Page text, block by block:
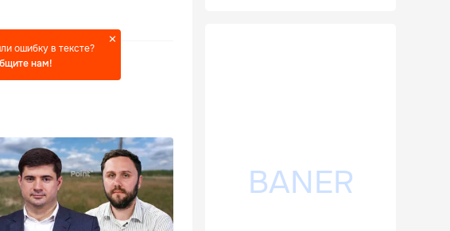
ошибку в тексте?
нам!